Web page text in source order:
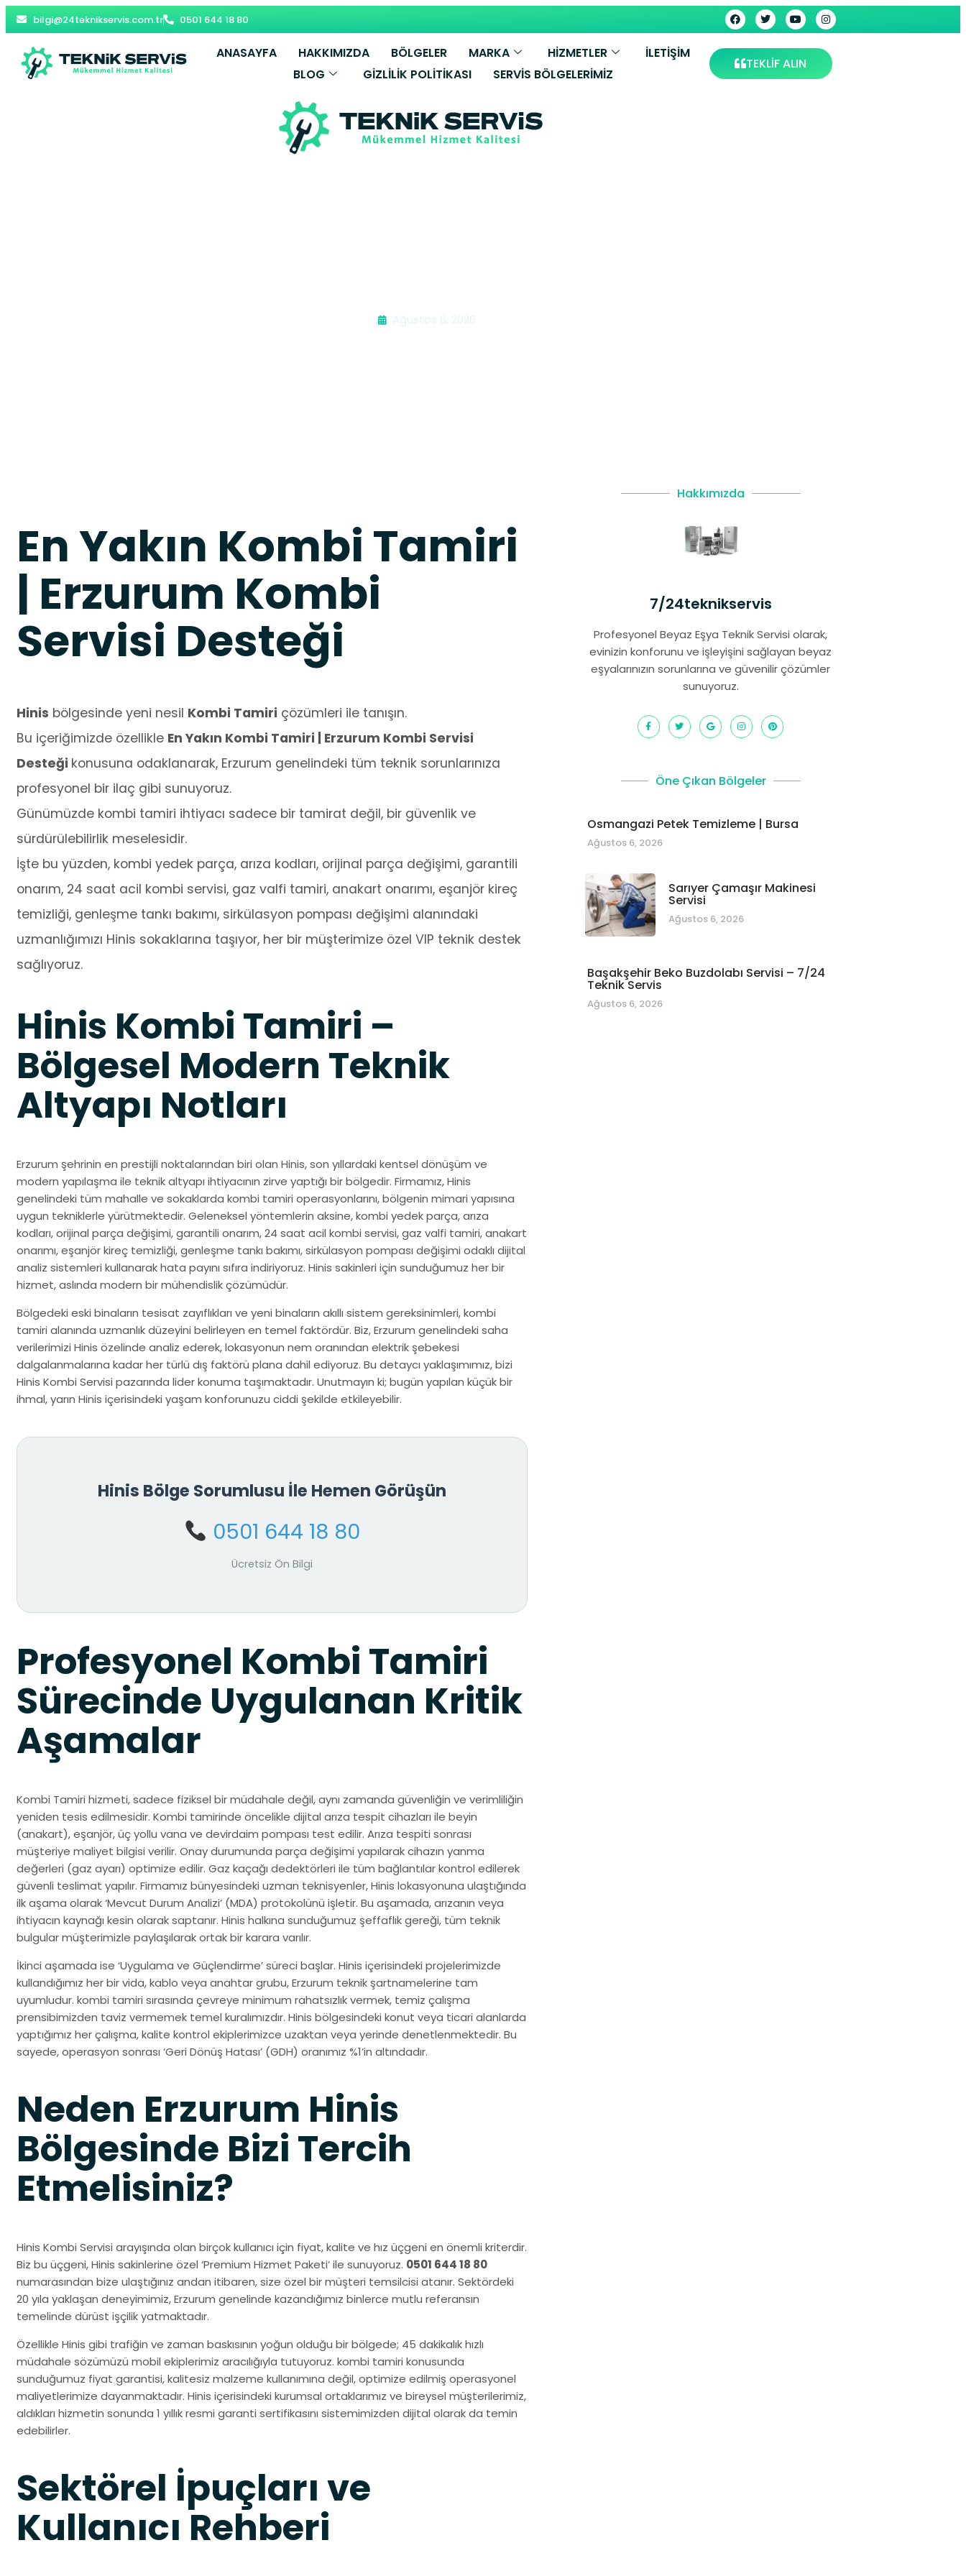
bilgi@24teknikservis.com.tr 0501 644 18 80
ANASAYFA HAKKIMIZDA BÖLGELER MARKA HİZMETLER
İLETIŞIM
BLOG
GIZLILIK POLITIKASI SERVIS BÖLGELERIMIZ
TEKLİF ALIN
Ağustos 6, 2026
En Yakın Kombi Tamiri
| Erzurum Kombi
Servisi Desteği
Hinis bölgesinde yeni nesil Kombi Tamiri çözümleri ile tanışın.
Bu içeriğimizde özellikle En Yakın Kombi Tamiri | Erzurum Kombi Servisi
Desteği konusuna odaklanarak, Erzurum genelindeki tüm teknik sorunlarınıza
profesyonel bir ilaç gibi sunuyoruz.
Günümüzde kombi tamiri ihtiyacı sadece bir tamirat değil, bir güvenlik ve
sürdürülebilirlik meselesidir.
İşte bu yüzden, kombi yedek parça, arıza kodları, orijinal parça değişimi, garantili
onarım, 24 saat acil kombi servisi, gaz valfi tamiri, anakart onarımı, eşanjör kireç
temizliği, genleşme tankı bakımı, sirkülasyon pompası değişimi alanındaki
uzmanlığımızı Hinis sokaklarına taşıyor, her bir müşterimize özel VIP teknik destek
sağlıyoruz.
Hinis Kombi Tamiri –
Bölgesel Modern Teknik
Altyapı Notları
Erzurum şehrinin en prestijli noktalarından biri olan Hinis, son yıllardaki kentsel dönüşüm ve
modern yapılaşma ile teknik altyapı ihtiyacının zirve yaptığı bir bölgedir. Firmamız, Hinis
genelindeki tüm mahalle ve sokaklarda kombi tamiri operasyonlarını, bölgenin mimari yapısına
uygun tekniklerle yürütmektedir. Geleneksel yöntemlerin aksine, kombi yedek parça, arıza
kodları, orijinal parça değişimi, garantili onarım, 24 saat acil kombi servisi, gaz valfi tamiri, anakart
onarımı, eşanjör kireç temizliği, genleşme tankı bakımı, sirkülasyon pompası değişimi odaklı dijital
analiz sistemleri kullanarak hata payını sıfıra indiriyoruz. Hinis sakinleri için sunduğumuz her bir
hizmet, aslında modern bir mühendislik çözümüdür.
Bölgedeki eski binaların tesisat zayıflıkları ve yeni binaların akıllı sistem gereksinimleri, kombi
tamiri alanında uzmanlık düzeyini belirleyen en temel faktördür. Biz, Erzurum genelindeki saha
verilerimizi Hinis özelinde analiz ederek, lokasyonun nem oranından elektrik şebekesi
dalgalanmalarına kadar her türlü dış faktörü plana dahil ediyoruz. Bu detaycı yaklaşımımız, bizi
Hinis Kombi Servisi pazarında lider konuma taşımaktadır. Unutmayın ki; bugün yapılan küçük bir
ihmal, yarın Hinis içerisindeki yaşam konforunuzu ciddi şekilde etkileyebilir.
Hinis Bölge Sorumlusu İle Hemen Görüşün
0501 644 18 80
Ücretsiz Ön Bilgi
Profesyonel Kombi Tamiri
Sürecinde Uygulanan Kritik
Aşamalar
Kombi Tamiri hizmeti, sadece fiziksel bir müdahale değil, aynı zamanda güvenliğin ve verimliliğin
yeniden tesis edilmesidir. Kombi tamirinde öncelikle dijital arıza tespit cihazları ile beyin
(anakart), eşanjör, üç yollu vana ve devirdaim pompası test edilir. Arıza tespiti sonrası
müşteriye maliyet bilgisi verilir. Onay durumunda parça değişimi yapılarak cihazın yanma
değerleri (gaz ayarı) optimize edilir. Gaz kaçağı dedektörleri ile tüm bağlantılar kontrol edilerek
güvenli teslimat yapılır. Firmamız bünyesindeki uzman teknisyenler, Hinis lokasyonuna ulaştığında
ilk aşama olarak ‘Mevcut Durum Analizi’ (MDA) protokolünü işletir. Bu aşamada, arızanın veya
ihtiyacın kaynağı kesin olarak saptanır. Hinis halkına sunduğumuz şeffaflık gereği, tüm teknik
bulgular müşterimizle paylaşılarak ortak bir karara varılır.
İkinci aşamada ise ‘Uygulama ve Güçlendirme’ süreci başlar. Hinis içerisindeki projelerimizde
kullandığımız her bir vida, kablo veya anahtar grubu, Erzurum teknik şartnamelerine tam
uyumludur. kombi tamiri sırasında çevreye minimum rahatsızlık vermek, temiz çalışma
prensibimizden taviz vermemek temel kuralımızdır. Hinis bölgesindeki konut veya ticari alanlarda
yaptığımız her çalışma, kalite kontrol ekiplerimizce uzaktan veya yerinde denetlenmektedir. Bu
sayede, operasyon sonrası ‘Geri Dönüş Hatası’ (GDH) oranımız %1’in altındadır.
Neden Erzurum Hinis
Bölgesinde Bizi Tercih
Etmelisiniz?
Hinis Kombi Servisi arayışında olan birçok kullanıcı için fiyat, kalite ve hız üçgeni en önemli kriterdir.
Biz bu üçgeni, Hinis sakinlerine özel ‘Premium Hizmet Paketi’ ile sunuyoruz. 0501 644 18 80
numarasından bize ulaştığınız andan itibaren, size özel bir müşteri temsilcisi atanır. Sektördeki
20 yıla yaklaşan deneyimimiz, Erzurum genelinde kazandığımız binlerce mutlu referansın
temelinde dürüst işçilik yatmaktadır.
Özellikle Hinis gibi trafiğin ve zaman baskısının yoğun olduğu bir bölgede; 45 dakikalık hızlı
müdahale sözümüzü mobil ekiplerimiz aracılığıyla tutuyoruz. kombi tamiri konusunda
sunduğumuz fiyat garantisi, kalitesiz malzeme kullanımına değil, optimize edilmiş operasyonel
maliyetlerimize dayanmaktadır. Hinis içerisindeki kurumsal ortaklarımız ve bireysel müşterilerimiz,
aldıkları hizmetin sonunda 1 yıllık resmi garanti sertifikasını sistemimizden dijital olarak da temin
edebilirler.
Sektörel İpuçları ve
Kullanıcı Rehberi
Hakkımızda
7/24teknikservis
Profesyonel Beyaz Eşya Teknik Servisi olarak,
evinizin konforunu ve işleyişini sağlayan beyaz
eşyalarınızın sorunlarına ve güvenilir çözümler
sunuyoruz.
Öne Çıkan Bölgeler
Osmangazi Petek Temizleme | Bursa
Ağustos 6, 2026
Sarıyer Çamaşır Makinesi
Servisi
Ağustos 6, 2026
Başakşehir Beko Buzdolabı Servisi – 7/24
Teknik Servis
Ağustos 6, 2026